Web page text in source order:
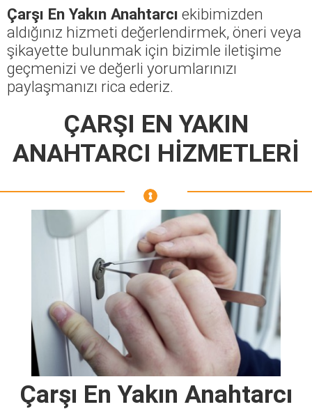
Çarşı En Yakın Anahtarcı ekibimizden
aldığınız hizmeti değerlendirmek, öneri veya
şikayette bulunmak için bizimle iletişime
geçmenizi ve değerli yorumlarınızı
paylaşmanızı rica ederiz.
ÇARŞI EN YAKIN
ANAHTARCI HİZMETLERİ
Çarşı En Yakın Anahtarcı